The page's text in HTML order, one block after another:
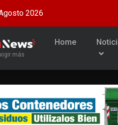
2026
más
Home